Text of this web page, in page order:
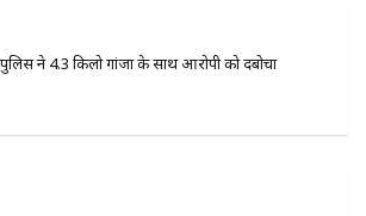
ने 4.3 किलो गांजा के साथ आरोपी को दबोचा